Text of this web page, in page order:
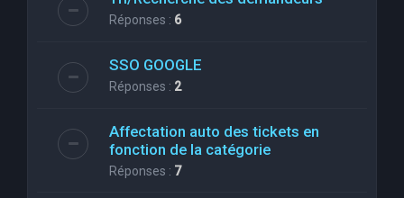
Réponses : 6
SSO GOOGLE
Réponses : 2
Affectation auto des tickets en
fonction de la catégorie
Réponses : 7